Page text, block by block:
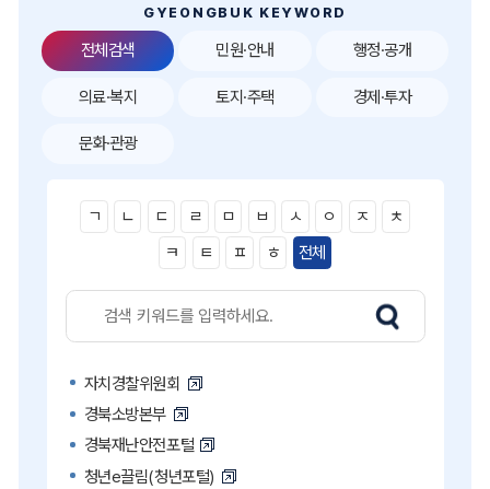
공공데이터&통계
GYEONGBUK KEYWORD
전체검색
ㄱ ㄴ ㄷ ㄹ ㅁ ㅂ ㅅ ㅇ ㅈ
ㅊ
ㅋ
ㅌ ㅍ ㅎ 전체
자치경찰위원회
경북소방본부
경북재난안전포털
청년e끌림(청년포털)
민원·안내 행정·공개
의료·복지 토지·주택 경제·투자
문화·관광